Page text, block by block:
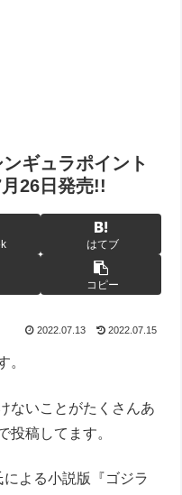
ギュラポイント
26日発売!!
はてブ
コピー
2022.07.13 2022.07.15
。
ないことがたくさんあ
投稿してます。
よる小説版『ゴジラ